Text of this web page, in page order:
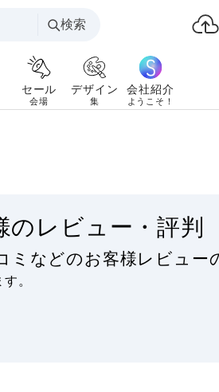
検索
セール
会場
デザイン
集
会社紹介
ようこそ！
レビュー・評判
ミなどのお客様レビュー
。